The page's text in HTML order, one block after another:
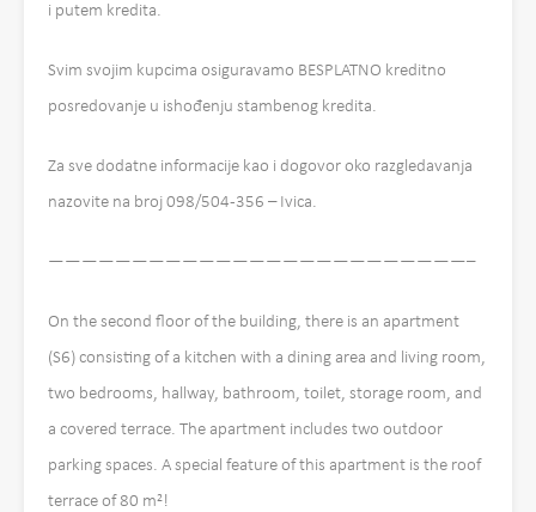
i putem kredita.
Svim svojim kupcima osiguravamo BESPLATNO kreditno
posredovanje u ishođenju stambenog kredita.
Za sve dodatne informacije kao i dogovor oko razgledavanja
nazovite na broj 098/504-356 – Ivica.
—————————————————————————–
On the second floor of the building, there is an apartment
(S6) consisting of a kitchen with a dining area and living room,
two bedrooms, hallway, bathroom, toilet, storage room, and
a covered terrace. The apartment includes two outdoor
parking spaces. A special feature of this apartment is the roof
terrace of 80 m²!